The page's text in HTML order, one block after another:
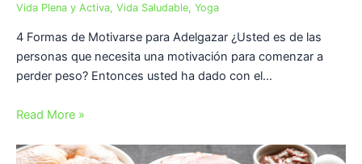
Vida Plena y Activa, Vida Saludable, Yoga
4 Formas de Motivarse para Adelgazar ¿Usted es de las
personas que necesita una motivación para comenzar a
perder peso? Entonces usted ha dado con el…
Read More »